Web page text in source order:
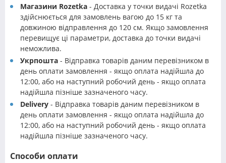
Магазини Rozetka - Доставка у точки видачі Rozetka
здійснюється для замовлень вагою до 15 кг та
довжиною відправлення до 120 см. Якщо замовлення
перевищує ці параметри, доставка до точки видачі
неможлива.
Укрпошта - Відправка товарів даним перевізником в
день оплати замовлення - якщо оплата надійшла до
12:00, або на наступний робочий день - якщо оплата
надійшла пізніше зазначеного часу.
Delivery - Відправка товарів даним перевізником в
день оплати замовлення - якщо оплата надійшла до
12:00, або на наступний робочий день - якщо оплата
надійшла пізніше зазначеного часу.
Способи оплати